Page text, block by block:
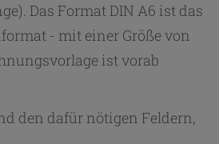
Das Format DIN A6 ist das
- mit einer Größe von
ist vorab
den dafür nötigen Feldern,